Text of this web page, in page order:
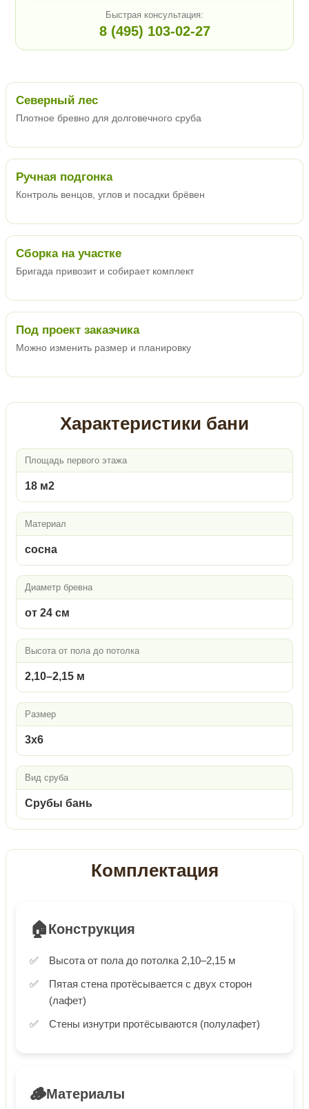
Быстрая консультация:
8 (495) 103-02-27
Северный лес
Плотное бревно для долговечного сруба
Ручная подгонка
Контроль венцов, углов и посадки брёвен
Сборка на участке
Бригада привозит и собирает комплект
Под проект заказчика
Можно изменить размер и планировку
Характеристики бани
Площадь первого этажа
18 м2
Материал
сосна
Диаметр бревна
от 24 см
Высота от пола до потолка
2,10–2,15 м
Размер
3х6
Вид сруба
Срубы бань
Комплектация
🏠Конструкция
Высота от пола до потолка 2,10–2,15 м
Пятая стена протёсывается с двух сторон
(лафет)
Стены изнутри протёсываются (полулафет)
🪵Материалы